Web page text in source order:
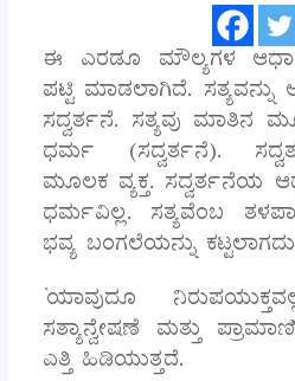
ಈ ಎರಡೂ ಮೌಲ್ಯಗಳ ಆಧಾರಿತ
ಪಟ್ಟಿ ಮಾಡಲಾಗಿದೆ. ಸತ್ಯವನ್ನು
ಸದ್ವರ್ತನೆ. ಸತ್ಯವು ಮಾತಿನ
ಧರ್ಮ (ಸದ್ವರ್ತನೆ).
ಮೂಲಕ ವ್ಯಕ್ತ. ಸದ್ವರ್ತನೆಯ
ಧರ್ಮವಿಲ್ಲ. ಸತ್ಯವೆಂಬ
ಭವ್ಯ ಬಂಗಲೆಯನ್ನು
‘ಯಾವುದೂ
ಸತ್ಯಾನ್ವೇಷಣೆ ಮತ್ತು
ಎತ್ತಿ ಹಿಡಿಯುತ್ತದೆ.